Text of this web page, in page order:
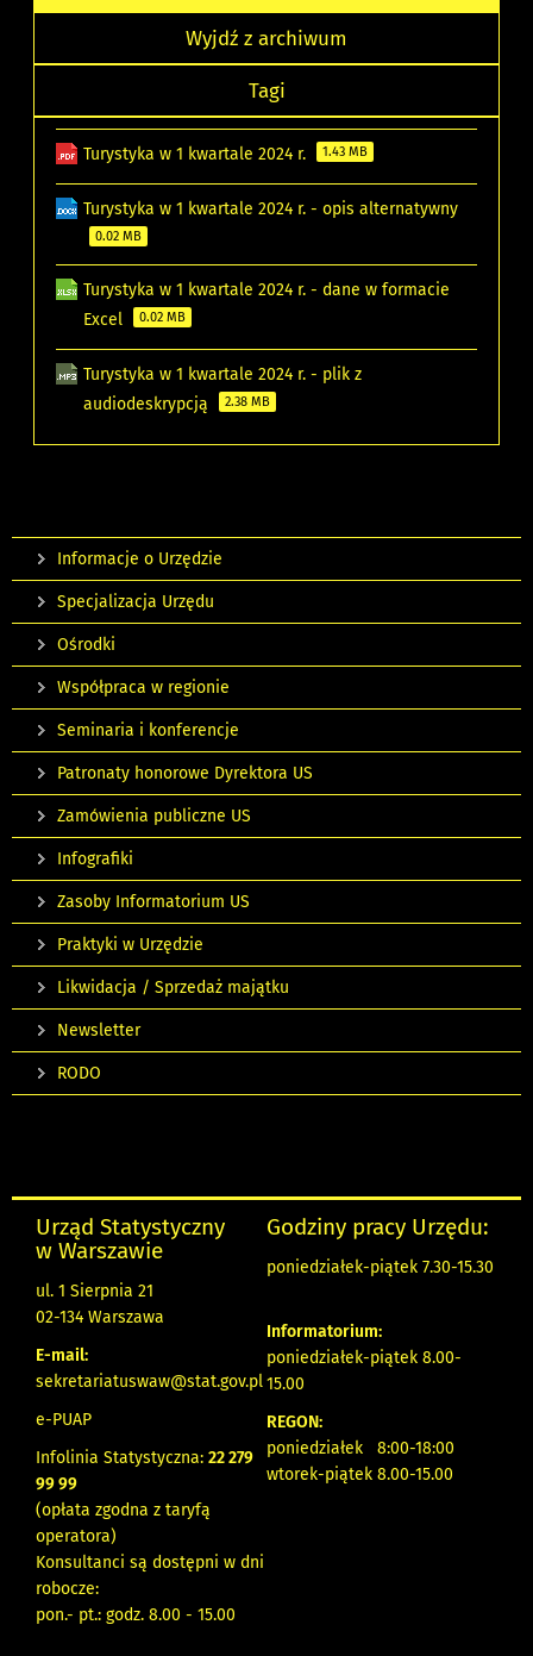
Wyjdź z archiwum
Tagi
Turystyka w 1 kwartale 2024 r. 1.43 MB
Turystyka w 1 kwartale 2024 r. - opis alternatywny
0.02 MB
Turystyka w 1 kwartale 2024 r. - dane w formacie
Excel
0.02 MB
Turystyka w 1 kwartale 2024 r. - plik z
audiodeskrypcją
2.38 MB
Informacje o Urzędzie
Specjalizacja Urzędu
Ośrodki
Współpraca w regionie
Seminaria i konferencje
Patronaty honorowe Dyrektora US
Zamówienia publiczne US
Infografiki
Zasoby Informatorium US
Praktyki w Urzędzie
Likwidacja / Sprzedaż majątku
Newsletter
RODO
Urząd Statystyczny
w Warszawie
ul. 1 Sierpnia 21
02-134 Warszawa
E-mail:
sekretariatuswaw@stat.gov.pl
e-PUAP
Infolinia Statystyczna: 22 279
99 99
(opłata zgodna z taryfą
operatora)
Konsultanci są dostępni w dni
robocze:
pon.- pt.: godz. 8.00 - 15.00
Godziny pracy Urzędu:
poniedziałek-piątek 7.30-15.30
Informatorium:
poniedziałek-piątek 8.00-
15.00
REGON:
poniedziałek 8:00-18:00
wtorek-piątek 8.00-15.00